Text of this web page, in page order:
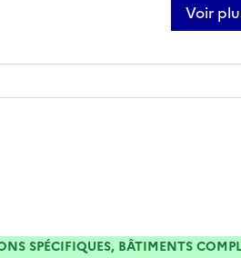
Voir
sur
SPÉCIFIQUES, BÂTIMENTS